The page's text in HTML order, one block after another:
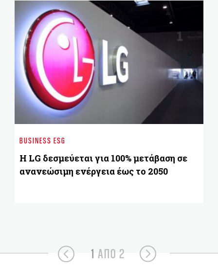
BUSINESS ESG
H LG δεσμεύεται για 100% μετάβαση σε
ανανεώσιμη ενέργεια έως το 2050
1 ΑΠΟ 2